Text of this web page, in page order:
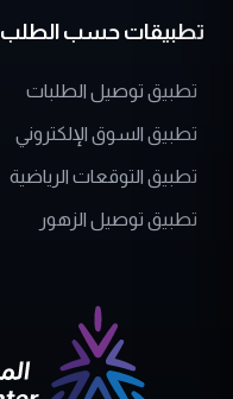
تطبيقات حسب الطلب
تطبيق توصيل الطلبات
تطبيق السوق الإلكتروني
تطبيق التوقعات الرياضية
تطبيق توصيل الزهور